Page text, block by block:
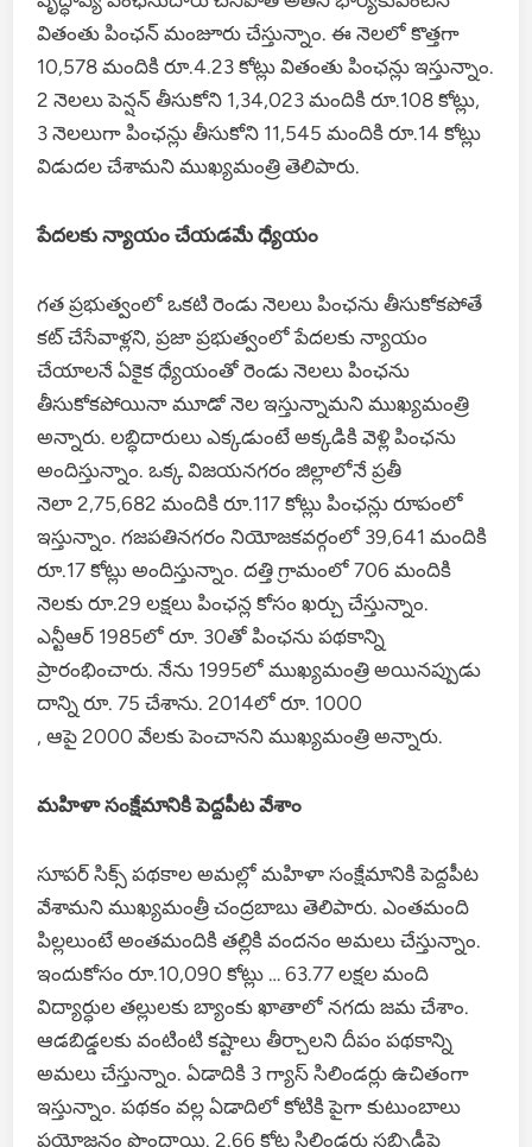
వితంతు పింఛన్ మంజూరు చేస్తున్నాం. ఈ నెలలో కొత్తగా
10,578 మందికి రూ.4.23 కోట్లు వితంతు పింఛన్లు ఇస్తున్నాం.
2 నెలలు పెన్షన్ తీసుకోని 1,34,023 మందికి రూ.108 కోట్లు,
3 నెలలుగా పింఛన్లు తీసుకోని 11,545 మందికి రూ.14 కోట్లు
విడుదల చేశామని ముఖ్యమంత్రి తెలిపారు.
పేదలకు న్యాయం చేయడమే ధ్యేయం
గత ప్రభుత్వంలో ఒకటి రెండు నెలలు పింఛను తీసుకోకపోతే
కట్ చేసేవాళ్లని, ప్రజా ప్రభుత్వంలో పేదలకు న్యాయం
చేయాలనే ఏకైక ధ్యేయంతో రెండు నెలలు పింఛను
తీసుకోకపోయినా మూడో నెల ఇస్తున్నామని ముఖ్యమంత్రి
అన్నారు. లబ్ధిదారులు ఎక్కడుంటే అక్కడికి వెళ్లి పింఛను
అందిస్తున్నాం. ఒక్క విజయనగరం జిల్లాలోనే ప్రతీ
నెలా 2,75,682 మందికి రూ.117 కోట్లు పింఛన్లు రూపంలో
ఇస్తున్నాం. గజపతినగరం నియోజకవర్గంలో 39,641 మందికి
రూ.17 కోట్లు అందిస్తున్నాం. దత్తి గ్రామంలో 706 మందికి
నెలకు రూ.29 లక్షలు పింఛన్ల కోసం ఖర్చు చేస్తున్నాం.
ఎన్టీఆర్ 1985లో రూ. 30తో పింఛను పథకాన్ని
ప్రారంభించారు. నేను 1995లో ముఖ్యమంత్రి అయినప్పుడు
దాన్ని రూ. 75 చేశాను. 2014లో రూ. 1000
, ఆపై 2000 వేలకు పెంచానని ముఖ్యమంత్రి అన్నారు.
మహిళా సంక్షేమానికి పెద్దపీట వేశాం
సూపర్ సిక్స్ పథకాల అమల్లో మహిళా సంక్షేమానికి పెద్దపీట
వేశామని ముఖ్యమంత్రీ చంద్రబాబు తెలిపారు. ఎంతమంది
పిల్లలుంటే అంతమందికి తల్లికి వందనం అమలు చేస్తున్నాం.
ఇందుకోసం రూ.10,090 కోట్లు … 63.77 లక్షల మంది
విద్యార్ధుల తల్లులకు బ్యాంకు ఖాతాలో నగదు జమ చేశాం.
ఆడబిడ్డలకు వంటింటి కష్టాలు తీర్చాలని దీపం పథకాన్ని
అమలు చేస్తున్నాం. ఏడాదికి 3 గ్యాస్ సిలిండర్లు ఉచితంగా
ఇస్తున్నాం. పథకం వల్ల ఏడాదిలో కోటికి పైగా కుటుంబాలు
ప్రయోజనం పొందాయి. 2.66 కోట్ల సిలిండర్లు సబ్సిడీపై